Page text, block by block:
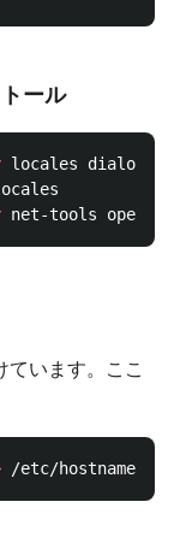
ール
net-tools
います。ここ